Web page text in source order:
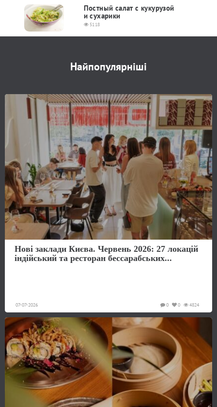
Постный салат с кукурузой
и сухарики
5118
Найпопулярніші
Нові заклади Києва. Червень 2026: 27 локацій
індійський та ресторан бессарабських...
07-07-2026 4824
0
0